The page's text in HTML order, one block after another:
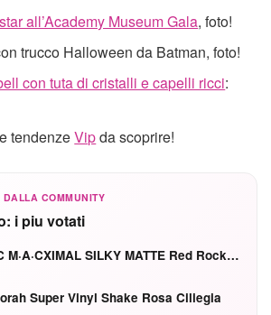
all’Academy Museum Gala, foto!
trucco Halloween da Batman, foto!
con tuta di cristalli e capelli ricci:
tendenzeVipda scoprire!
COMMUNITY
i piu votati
MAC M·A·CXIMAL SILKY MATTE Red Rock mat
Super Vinyl Shake Rosa Ciliegia